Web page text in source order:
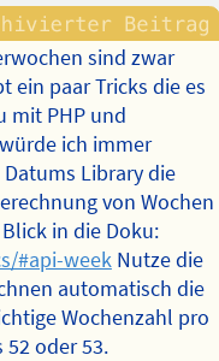
sind zwar
ein paar Tricks die es
mit PHP und
ich immer
Library die
von Wochen
in die Doku:
#api-weekNutze die
automatisch die
Wochenzahl pro
oder 53.